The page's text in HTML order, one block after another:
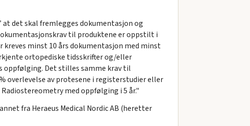
at det skal fremlegges dokumentasjon og
til produktene er oppstilt i
kreves minst 10 års dokumentasjon med minst
ortopediske tidsskrifter og/eller
oppfølging. Det stilles samme krav til
overlevelse av protesene i registerstudier eller
med oppfølging i 5 år."
fra Heraeus Medical Nordic AB (heretter